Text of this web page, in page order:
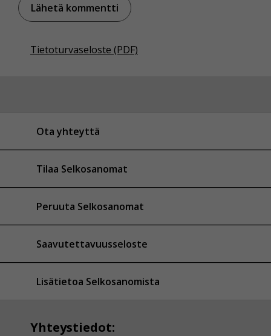
Tietoturvaseloste (PDF)
Ota yhteyttä
Tilaa Selkosanomat
Peruuta Selkosanomat
Saavutettavuusseloste
Lisätietoa Selkosanomista
Yhteystiedot: